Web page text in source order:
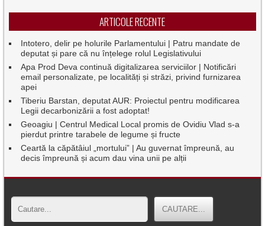
ARTICOLE RECENTE
Intotero, delir pe holurile Parlamentului | Patru mandate de
deputat și pare că nu înțelege rolul Legislativului
Apa Prod Deva continuă digitalizarea serviciilor | Notificări
email personalizate, pe localități și străzi, privind furnizarea
apei
Tiberiu Barstan, deputat AUR: Proiectul pentru modificarea
Legii decarbonizării a fost adoptat!
Geoagiu | Centrul Medical Local promis de Ovidiu Vlad s-a
pierdut printre tarabele de legume și fructe
Ceartă la căpătâiul „mortului” | Au guvernat împreună, au
decis împreună și acum dau vina unii pe alții